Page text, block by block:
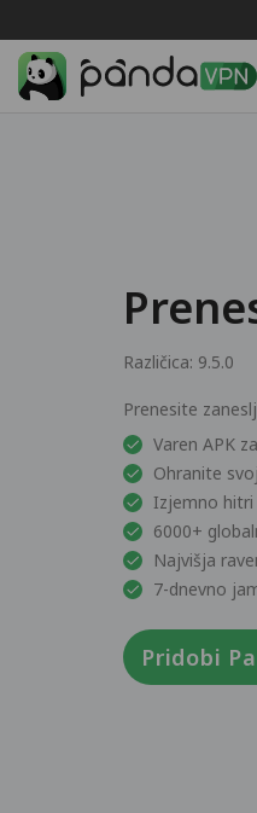
Različica: 9.5.0
Prenesite
Varen APK
Ohranite
Izjemno hitri
6000+
Najvišja
7-dnevno
Pridobi